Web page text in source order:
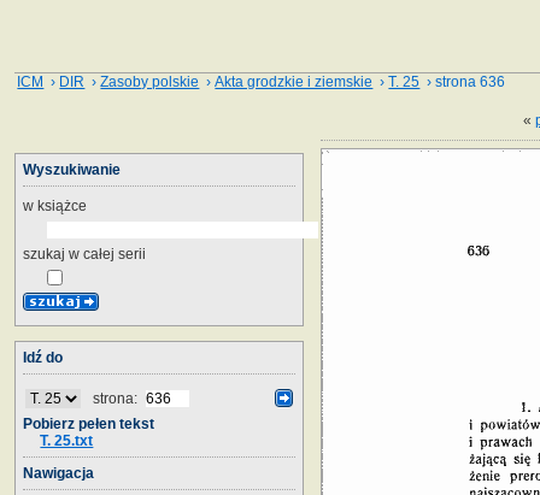
ICM › DIR ›Zasoby polskie ›Akta grodzkie i ziemskie ›T. 25 › strona 636
«
Wyszukiwanie
w książce
szukaj w całej serii
Idź do
strona:
Pobierz pełen tekst
T. 25.txt
Nawigacja